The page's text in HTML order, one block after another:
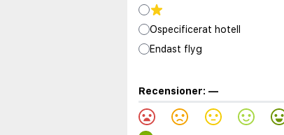
Ospecificerat hotell
Endast flyg
Recensioner: —